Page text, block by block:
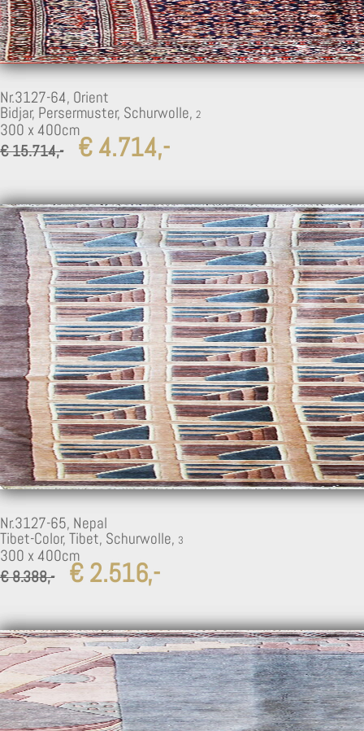
Nr.3127-64, Orient
Bidjar, Persermuster, Schurwolle,
2
300 x 400cm
€ 15.714,-
€ 4.714,-
Nr.3127-65, Nepal
Tibet-Color, Tibet, Schurwolle,
300 x 400cm
€ 8.388,-
€ 2.516,-